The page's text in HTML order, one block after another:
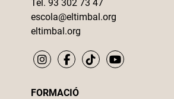
Tel. 93 302 73 47
escola@eltimbal.org
eltimbal.org
FORMACIÓ